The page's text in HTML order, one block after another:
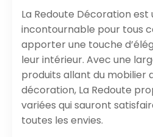
La Redoute Décoration
incontournable pour tous
apporter une touche
leur intérieur. Avec une
produits allant du mobilier
décoration, La Redoute
variées qui sauront
toutes les envies.